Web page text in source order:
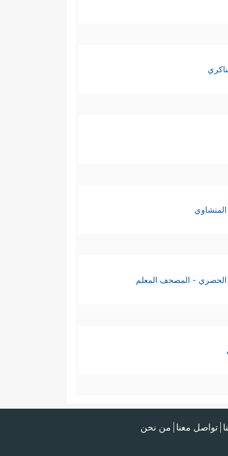
الحصري - المصحف المعلم
تواصل معنا من نحن